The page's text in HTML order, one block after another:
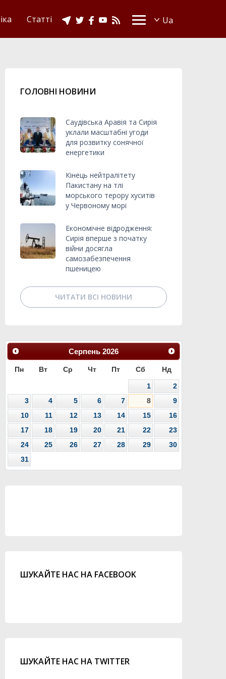
Статті
ГОЛОВНІ НОВИНИ
Саудівська Аравія та Сирія
уклали масштабні угоди
для розвитку сонячної
енергетики
Кінець нейтралітету
Пакистану на тлі
морського терору хуситів
у Червоному морі
Економічне відродження:
Сирія вперше з початку
війни досягла
самозабезпечення
пшеницею
ЧИТАТИ ВСІ НОВИНИ
Серпень 2026
Пн Вт Ср Чт Пт Сб Нд
1
2
3
4 5 6 7 8
9
10
11 12 13 14 15
16
17
18 19 20 21 22
23
24
25 26 27 28 29
30
31
ШУКАЙТЕ НАС НА FACEBOOK
ШУКАЙТЕ НАС НА TWITTER